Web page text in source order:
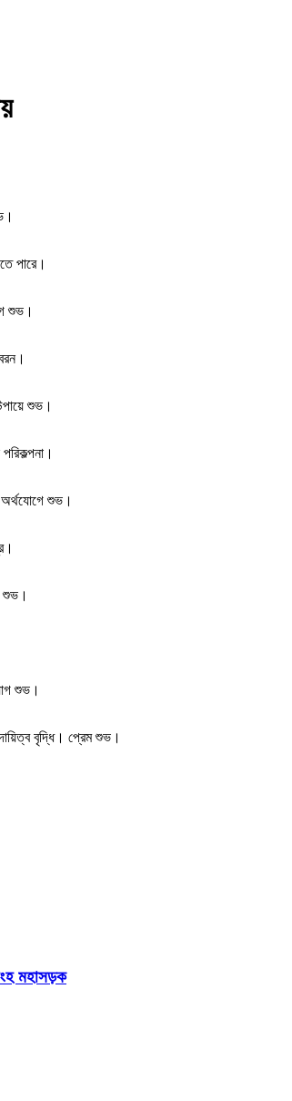
পারে।
শুভ।
শুভ।
শুভ।
শুভ।
শুভ।
বৃদ্ধি। প্রেম শুভ।
মহাসড়ক